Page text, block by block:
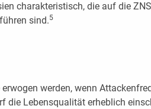
charakteristisch, die auf die
sind.5
werden, wenn
die Lebensqualität erheblich